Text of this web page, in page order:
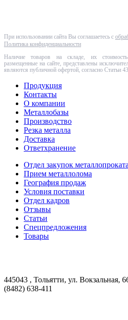
При использовании сайта Вы соглашаетесь с
Политика конфиденциальности
Наличие товаров на складе, их стоимость
размещенные на сайте, представлены
являются публичной офертой, согласно Статьи
Продукция
Контакты
О компании
Металлобазы
Производство
Резка металла
Доставка
Ответхранение
Отдел закупок металлопроката
Прием металлолома
География продаж
Условия поставки
Отдел кадров
Отзывы
Статьи
Спецпредложения
Товары
445043 , Тольятти, ул. Вокзальная,
(8482) 638-411